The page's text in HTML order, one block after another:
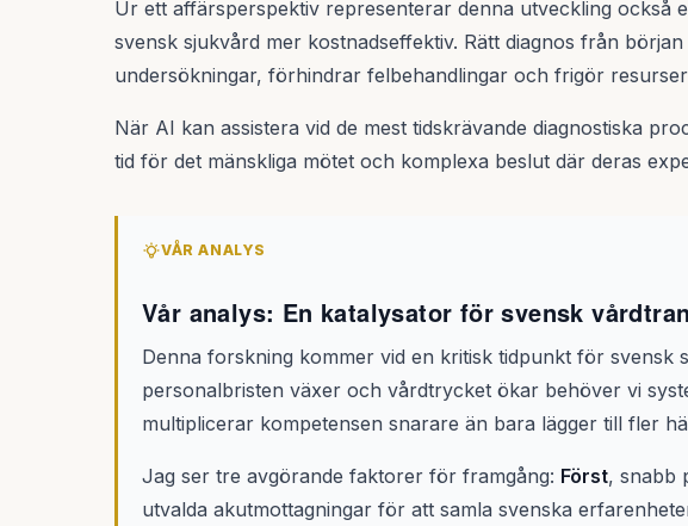
Ur ett affärsperspektiv representerar denna utveckling också
svensk sjukvård mer kostnadseffektiv. Rätt diagnos från
undersökningar, förhindrar felbehandlingar och frigör
När AI kan assistera vid de mest tidskrävande diagnostiska
tid för det mänskliga mötet och komplexa beslut där deras
VÅR ANALYS
Vår analys: En katalysator för svensk
Denna forskning kommer vid en kritisk tidpunkt för svensk
personalbristen växer och vårdtrycket ökar behöver vi
multiplicerar kompetensen snarare än bara lägger till fler
Jag ser tre avgörande faktorer för framgång: Först, snabb
utvalda akutmottagningar för att samla svenska